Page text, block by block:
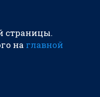
страницы.
на главной